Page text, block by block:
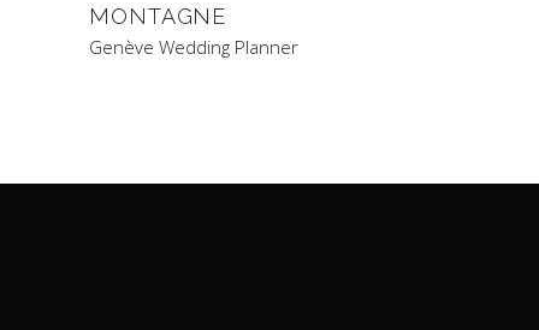
MONTAGNE
Genève Wedding Planner